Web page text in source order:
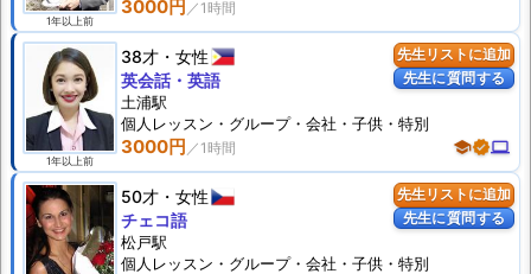
1年以上前
3000円
先生リストに追加
先生に質問する
1年以上前
38才 女性
3000円 schoolverifiedcomputer
英会話・英語
土浦駅
個人 レッスン ・グループ・会社・子供・特別
先生リストに追加
先生に質問する
50才 女性
チェコ語
松戸駅
個人 レッスン ・グループ・会社・子供・特別